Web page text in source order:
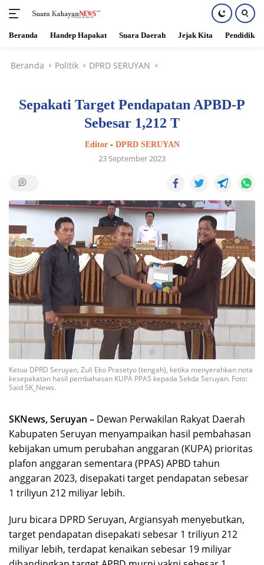
Beranda Handep Hapakat Suara Daerah Jejak Kita Pendidikan
Beranda Politik DPRD SERUYAN
Sepakati Target Pendapatan APBD-P
Sebesar 1,212 T
Editor- DPRD SERUYAN
23 September 2023
Ketua DPRD Seruyan, Zuli Eko Prasetyo (tengah), ketika menyerahkan nota
kesepakatan hasil pembahasan KUPA PPAS kepada Sekda Seruyan. Foto:
Said SK_News.
SKNews, Seruyan – Dewan Perwakilan Rakyat Daerah
Kabupaten Seruyan menyampaikan hasil pembahasan
kebijakan umum perubahan anggaran (KUPA) prioritas
plafon anggaran sementara (PPAS) APBD tahun
anggaran 2023, disepakati target pendapatan sebesar
1 triliyun 212 miliyar lebih.
Juru bicara DPRD Seruyan, Argiansyah menyebutkan,
target pendapatan disepakati sebesar 1 triliyun 212
miliyar lebih, terdapat kenaikan sebesar 19 miliyar